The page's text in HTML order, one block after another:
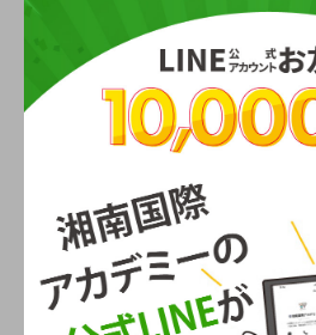
（旧ホームヘ
ルパー2級）
月以
上
ホームヘルパ
1ヶ
上
介護職員基礎
研修修了者
1ヶ
月以
上
50時間